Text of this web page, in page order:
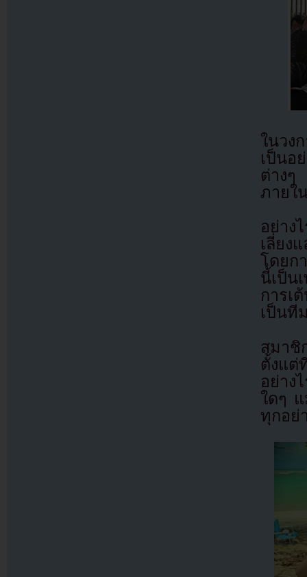
ในวง
เป็นอ
ต่างๆ
ภายใ
อย่าง
เลี่ยง
โดยก
นี้เป็น
การเ
เป็นที
สมาชิ
ตั้งแต่
อย่าง
ใดๆ
ทุกอย่